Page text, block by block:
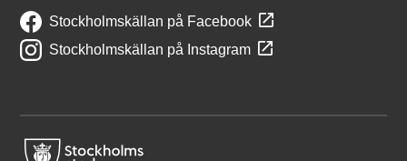
Stockholmskällan på Facebook
Stockholmskällan på Instagram